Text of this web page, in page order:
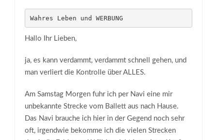
Wahres Leben und WERBUNG
Hallo Ihr Lieben,
ja, es kann verdammt, verdammt schnell gehen, und
man verliert die Kontrolle über ALLES.
Am Samstag Morgen fuhr ich per Navi eine mir
unbekannte Strecke vom Ballett aus nach Hause.
Das Navi brauche ich hier in der Gegend noch sehr
oft, irgendwie bekomme ich die vielen Strecken